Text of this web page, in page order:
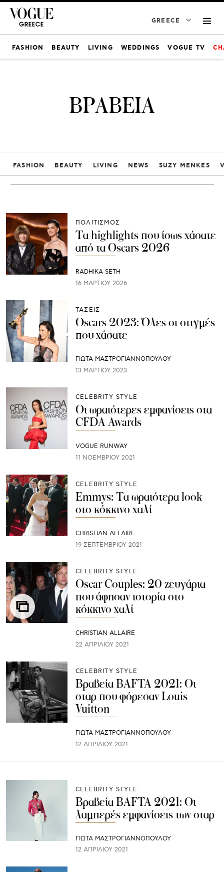
GREECE
FASHION BEAUTY LIVING WEDDINGS VOGUE TV
ΒΡΑΒΕΙΑ
FASHION BEAUTY LIVING NEWS SUZY MENKES
ΠΟΛΙΤΙΣΜΟΣ
Τα highlights που ίσως χάσατε
από τα Oscars 2026
RADHIKA SETH
16 ΜΑΡΤΊΟΥ 2026
ΤΑΣΕΙΣ
Oscars 2023: Όλες οι στιγμές
που χάσατε
ΓΙΩΤΑ ΜΑΣΤΡΟΓΙΑΝΝΟΠΟΥΛΟΥ
13 ΜΑΡΤΊΟΥ 2023
CELEBRITY STYLE
Οι ωραιότερες εμφανίσεις στα
CFDA Awards
VOGUE RUNWAY
11 ΝΟΕΜΒΡΊΟΥ 2021
CELEBRITY STYLE
Emmys: Τα ωραιότερα look
στο κόκκινο χαλί
CHRISTIAN ALLAIRE
19 ΣΕΠΤΕΜΒΡΊΟΥ 2021
CELEBRITY STYLE
Oscar Couples: 20 ζευγάρια
που άφησαν ιστορία στο
κόκκινο χαλί
CHRISTIAN ALLAIRE
22 ΑΠΡΙΛΊΟΥ 2021
CELEBRITY STYLE
Βραβεία BAFTA 2021: Οι
σταρ που φόρεσαν Louis
Vuitton
ΓΙΩΤΑ ΜΑΣΤΡΟΓΙΑΝΝΟΠΟΥΛΟΥ
12 ΑΠΡΙΛΊΟΥ 2021
CELEBRITY STYLE
Βραβεία BAFTA 2021: Οι
λαμπερές εμφανίσεις των σταρ
ΓΙΩΤΑ ΜΑΣΤΡΟΓΙΑΝΝΟΠΟΥΛΟΥ
12 ΑΠΡΙΛΊΟΥ 2021